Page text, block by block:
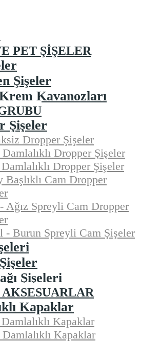
PET ŞIŞELER
Şişeler
Kavanozları
Şişeler
Dropper Şişeler
Dropper Şişeler
Dropper Şişeler
Başlıklı Cam Dropper
Ağız Spreyli Cam Dropper
- Burun Spreyli Cam Şişeler
Şişeleri
Kapaklar
Kapaklar
Kapaklar